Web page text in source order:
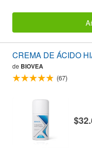
CREMA DE ÁCIDO
de BIOVEA
(67)